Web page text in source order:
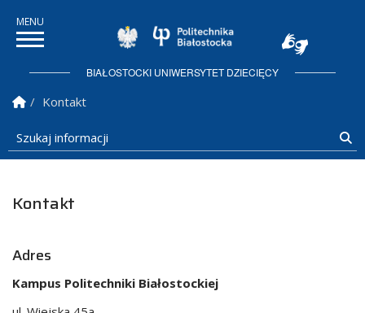
Politechnika
BIAŁOSTOCKI UNIWERSYTET DZIECIĘCY
Strona Główna
Kontakt
Szukaj informacji
Kontakt
Adres
Kampus Politechniki Białostockiej